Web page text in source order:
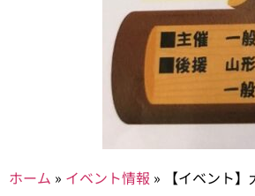
ホーム » イベント情報 » 【イベント